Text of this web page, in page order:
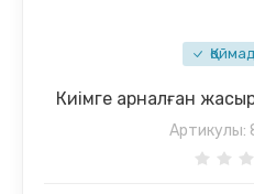
Киімге арналған
Артикулы: